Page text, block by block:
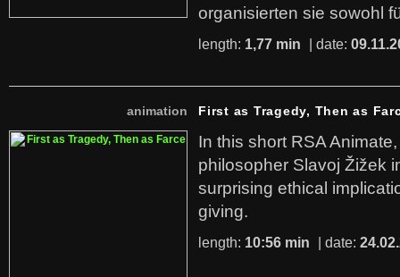
organisierten sie sowohl
length: 1,77 min | date:
animation First as Tragedy, Then as
In this short RSA
philosopher Slavoj Žižek
surprising ethical
giving.
length: 10:56 min | date: